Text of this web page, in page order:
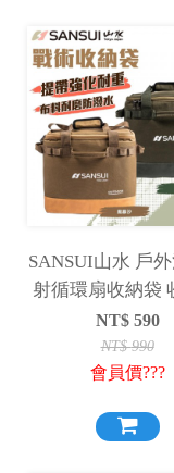
SANSUI山水 戶
射循環扇收納袋
賣場 收納袋 循環
袋
NT$ 590
NT$990
會員價???